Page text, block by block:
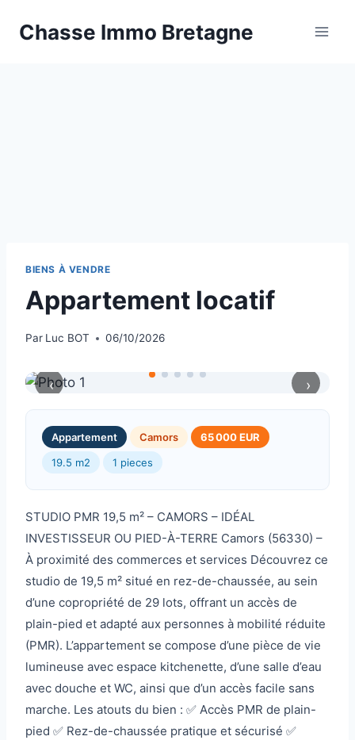
Chasse Immo Bretagne
BIENS À VENDRE
Appartement locatif
Par Luc BOT 06/10/2026
‹ ›
Appartement Camors
65 000 EUR
19.5 m2
1 pieces
STUDIO PMR 19,5 m² – CAMORS – IDÉAL
INVESTISSEUR OU PIED-À-TERRE Camors (56330) –
À proximité des commerces et services Découvrez ce
studio de 19,5 m² situé en rez-de-chaussée, au sein
d’une copropriété de 29 lots, offrant un accès de
plain-pied et adapté aux personnes à mobilité réduite
(PMR). L’appartement se compose d’une pièce de vie
lumineuse avec espace kitchenette, d’une salle d’eau
avec douche et WC, ainsi que d’un accès facile sans
marche. Les atouts du bien : ✅ Accès PMR de plain-
pied ✅ Rez-de-chaussée pratique et sécurisé ✅